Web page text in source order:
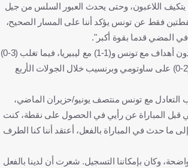
يتكيف اللاعبون، وحتى يحدث العبور السلس من جيل
فقط عن تونس يؤكد أننا على المسار الصحيح،
المضي قدما بقوة أكبر".
وتعادل منتخب ناميبيا بدون أهداف مع تونس و(1-1) مع ليبيريا، فيما تغلب (3-0)
على غينيا الاستوائية و(2-0) على ساوتومي وبرنسيب خلال الجولات الأربع
التعادل مع تونس منتصف يونيو/حزيران الماضي،
قبل المباراة عن رأيي في الحصول على نقطة، كنت
ما حدث في المباراة بالفعل، أعتقد أننا كنا الطرف
وكان بإمكاننا التسجيل. شعرت أن لدينا بالفعل